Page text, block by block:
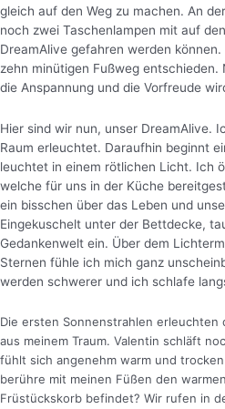
gleich auf den Weg zu machen. An
noch zwei Taschenlampen mit auf
DreamAlive gefahren werden
zehn minütigen Fußweg
die Anspannung und die Vorfreude
Hier sind wir nun, unser DreamAlive.
Raum erleuchtet. Daraufhin beginnt
leuchtet in einem rötlichen Licht. Ich
welche für uns in der Küche
ein bisschen über das Leben und
Eingekuschelt unter der Bettdecke,
Gedankenwelt ein. Über dem
Sternen fühle ich mich ganz
werden schwerer und ich schlafe
Die ersten Sonnenstrahlen erleuchten
aus meinem Traum. Valentin schläft
fühlt sich angenehm warm und
berühre mit meinen Füßen den
Früstückskorb befindet? Wir rufen in